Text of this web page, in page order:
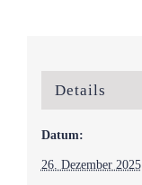
Details
Datum:
26. Dezember 2025